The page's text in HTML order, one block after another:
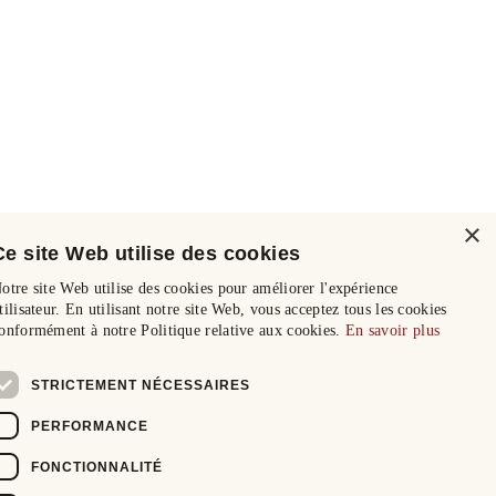
×
site Web utilise des cookies
site Web utilise des cookies pour améliorer l'expérience
En utilisant notre site Web, vous acceptez tous les cookies
à notre Politique relative aux cookies. En savoir plus
STRICTEMENT NÉCESSAIRES
PERFORMANCE
FONCTIONNALITÉ